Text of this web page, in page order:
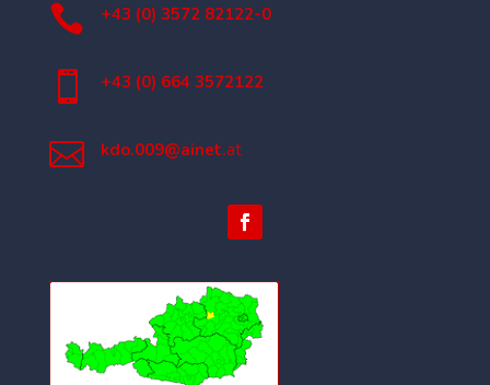
 +43 (0) 3572 82122-0
 +43 (0) 664 3572122
 kdo.009@ainet.at